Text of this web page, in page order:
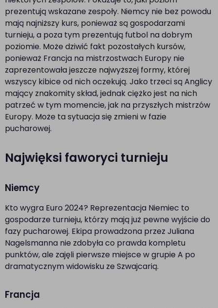
prezentują wskazane zespoły. Niemcy nie bez powodu
mają najniższy kurs, ponieważ są gospodarzami
turnieju, a poza tym prezentują futbol na dobrym
poziomie. Może dziwić fakt pozostałych kursów,
ponieważ Francja na mistrzostwach Europy nie
zaprezentowała jeszcze najwyższej formy, której
wszyscy kibice od nich oczekują. Jako trzeci są Anglicy
mający znakomity skład, jednak ciężko jest na nich
patrzeć w tym momencie, jak na przyszłych mistrzów
Europy. Może ta sytuacja się zmieni w fazie
pucharowej.
Najwięksi faworyci turnieju
Niemcy
Kto wygra Euro 2024? Reprezentacja Niemiec to
gospodarze turnieju, którzy mają już pewne wyjście do
fazy pucharowej. Ekipa prowadzona przez Juliana
Nagelsmanna nie zdobyła co prawda kompletu
punktów, ale zajęli pierwsze miejsce w grupie A po
dramatycznym widowisku ze Szwajcarią.
Francja